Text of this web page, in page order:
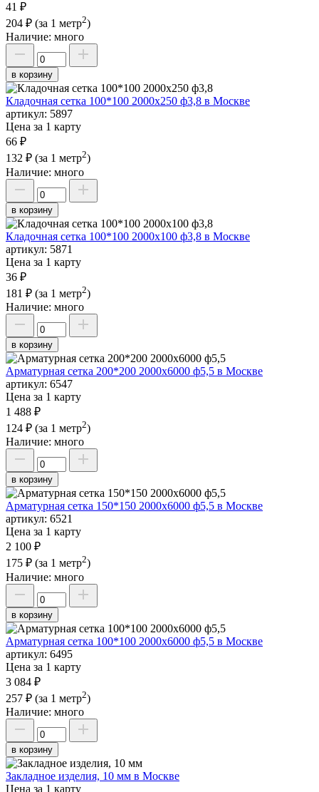
41 ₽
204 ₽ (за 1 метр2)
Наличие: много
в корзину
Кладочная сетка 100*100 2000х250 ф3,8 в Москве
артикул: 5897
Цена за 1 карту
66 ₽
132 ₽ (за 1 метр2)
Наличие: много
в корзину
Кладочная сетка 100*100 2000х100 ф3,8 в Москве
артикул: 5871
Цена за 1 карту
36 ₽
181 ₽ (за 1 метр2)
Наличие: много
в корзину
Арматурная сетка 200*200 2000х6000 ф5,5 в Москве
артикул: 6547
Цена за 1 карту
1 488 ₽
124 ₽ (за 1 метр2)
Наличие: много
в корзину
Арматурная сетка 150*150 2000х6000 ф5,5 в Москве
артикул: 6521
Цена за 1 карту
2 100 ₽
175 ₽ (за 1 метр2)
Наличие: много
в корзину
Арматурная сетка 100*100 2000х6000 ф5,5 в Москве
артикул: 6495
Цена за 1 карту
3 084 ₽
257 ₽ (за 1 метр2)
Наличие: много
в корзину
Закладное изделия, 10 мм в Москве
Цена за 1 карту